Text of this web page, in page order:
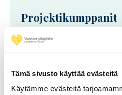
Tämä sivusto käyttää evästeitä
Käytämme evästeitä
Projektikumppanit
Tampereen yliopisto
LUT-yliopisto
ABB